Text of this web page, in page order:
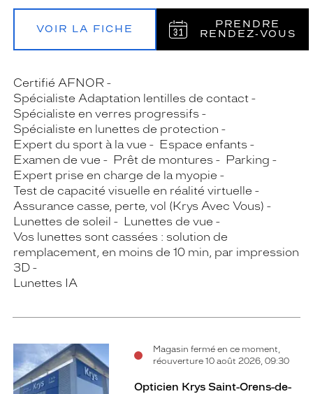
VOIR LA FICHE
PRENDRE
RENDEZ‑VOUS
Certifié AFNOR
Spécialiste Adaptation lentilles de contact
Spécialiste en verres progressifs
Spécialiste en lunettes de protection
Expert du sport à la vue
Espace enfants
Examen de vue
Prêt de montures
Parking
Expert prise en charge de la myopie
Test de capacité visuelle en réalité virtuelle
Assurance casse, perte, vol (Krys Avec Vous)
Lunettes de soleil
Lunettes de vue
Vos lunettes sont cassées : solution de
remplacement, en moins de 10 min, par impression
3D
Lunettes IA
Magasin fermé en ce moment,
réouverture 10 août 2026, 09:30
Opticien Krys Saint-Orens-de-